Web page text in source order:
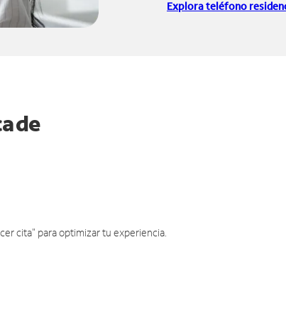
Explora teléfono
de
cita" para optimizar tu experiencia.